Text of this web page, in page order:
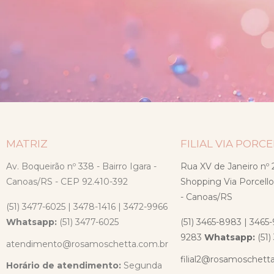
MATRIZ
Av. Boqueirão nº 338 - Bairro Igara -
Canoas/RS - CEP 92.410-392
(51) 3477-6025 | 3478-1416 | 3472-9966
Whatsapp: (51) 3477-6025
atendimento@rosamoschetta.com.br
Horário de atendimento: Segunda
FILIAL VIA
Rua XV de Janeiro nº
Shopping Via
- Canoas/RS
(51) 3465-8983 |
9283 Whatsapp: